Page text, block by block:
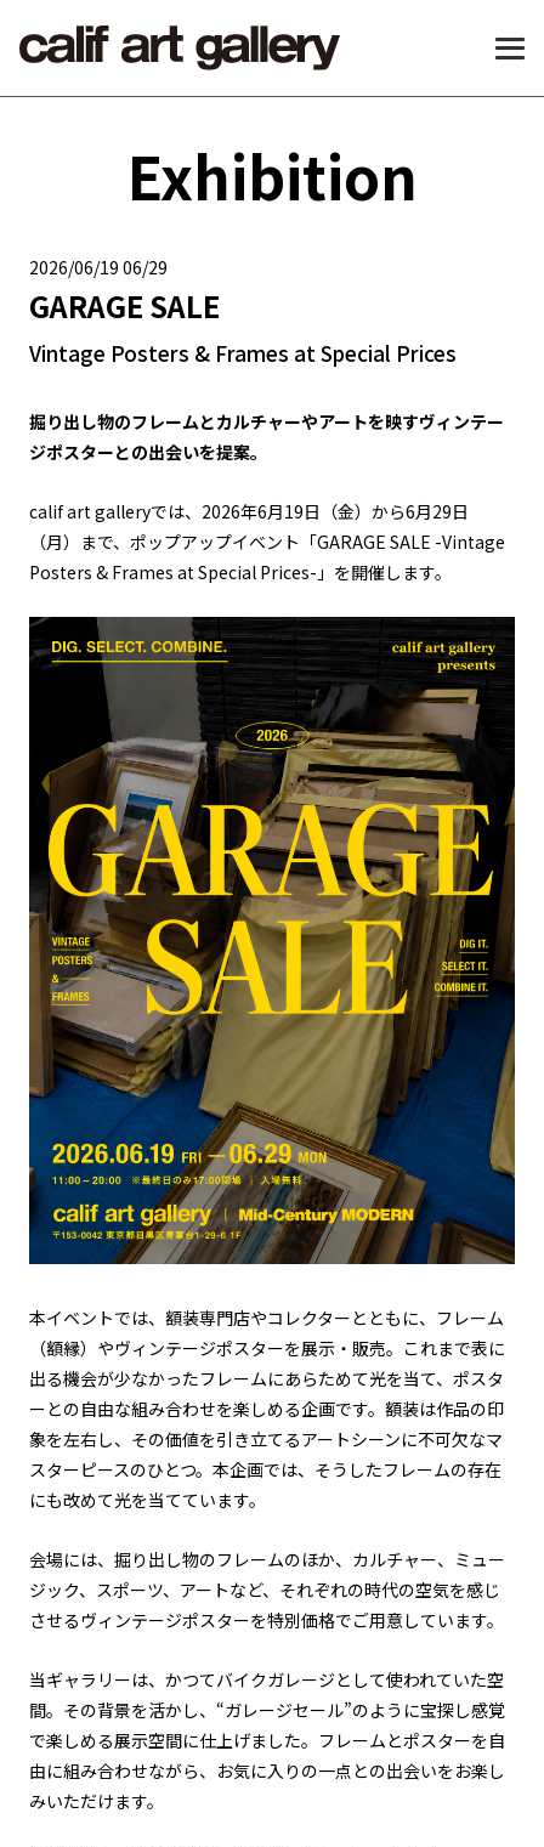
Exhibition
2026/06/19 06/29
GARAGE SALE
Vintage Posters & Frames at Special Prices
掘り出し物のフレームとカルチャーやアートを映すヴィンテー
ジポスターとの出会いを提案。
calif art galleryでは、2026年6月19日（金）から6月29日
（月）まで、ポップアップイベント「GARAGE SALE -Vintage
Posters & Frames at Special Prices-」を開催します。
本イベントでは、額装専門店やコレクターとともに、フレーム
（額縁）やヴィンテージポスターを展示・販売。これまで表に
出る機会が少なかったフレームにあらためて光を当て、ポスタ
ーとの自由な組み合わせを楽しめる企画です。額装は作品の印
象を左右し、その価値を引き立てるアートシーンに不可欠なマ
スターピースのひとつ。本企画では、そうしたフレームの存在
にも改めて光を当てています。
会場には、掘り出し物のフレームのほか、カルチャー、ミュー
ジック、スポーツ、アートなど、それぞれの時代の空気を感じ
させるヴィンテージポスターを特別価格でご用意しています。
当ギャラリーは、かつてバイクガレージとして使われていた空
間。その背景を活かし、“ガレージセール”のように宝探し感覚
で楽しめる展示空間に仕上げました。フレームとポスターを自
由に組み合わせながら、お気に入りの一点との出会いをお楽し
みいただけます。